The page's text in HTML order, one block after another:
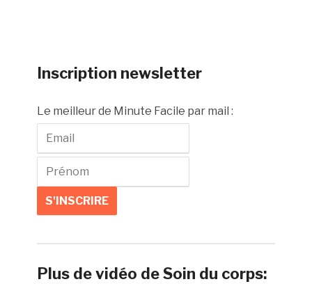
Inscription newsletter
Le meilleur de Minute Facile par mail :
Plus de vidéo de Soin du corps: